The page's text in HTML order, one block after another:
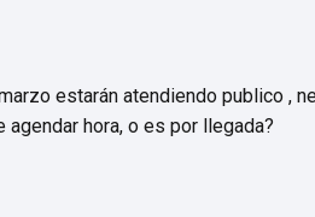
estarán atendiendo publico ,
agendar hora, o es por llegada?